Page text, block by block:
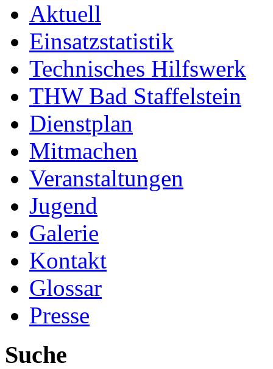
Aktuell
Einsatzstatistik
Technisches Hilfswerk
THW Bad Staffelstein
Dienstplan
Mitmachen
Veranstaltungen
Jugend
Galerie
Kontakt
Glossar
Presse
Suche